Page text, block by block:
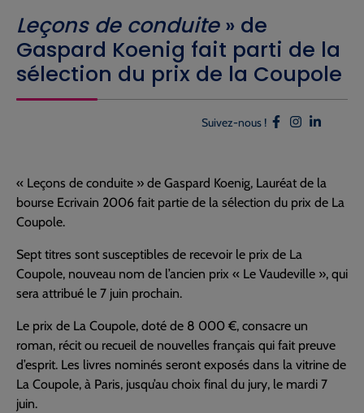
Leçons de conduite» de
Gaspard Koenig fait parti de la
sélection du prix de la Coupole
Suivez-nous !
« Leçons de conduite » de Gaspard Koenig, Lauréat de la
bourse Ecrivain 2006 fait partie de la sélection du prix de La
Coupole.
Sept titres sont susceptibles de recevoir le prix de La
Coupole, nouveau nom de l’ancien prix « Le Vaudeville », qui
sera attribué le 7 juin prochain.
Le prix de La Coupole, doté de 8 000 €, consacre un
roman, récit ou recueil de nouvelles français qui fait preuve
d’esprit. Les livres nominés seront exposés dans la vitrine de
La Coupole, à Paris, jusqu’au choix final du jury, le mardi 7
juin.